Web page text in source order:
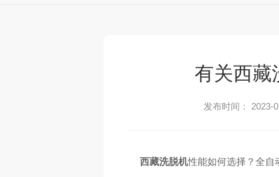
有关西藏
发布时间： 2023-
西藏洗脱机性能如何选择？全自